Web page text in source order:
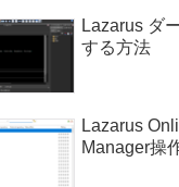
Lazarus ダ
する方法
Lazarus
Manager操